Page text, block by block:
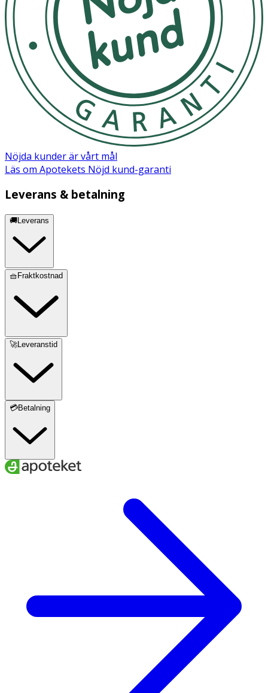
Nöjda kunder är vårt mål
Läs om Apotekets Nöjd kund-garanti
Leverans & betalning
🚚Leverans
🧺Fraktkostnad
🚀Leveranstid
💳Betalning